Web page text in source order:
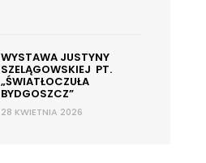
WYSTAWA JUSTYNY
SZELĄGOWSKIEJ PT.
„ŚWIATŁOCZUŁA
BYDGOSZCZ”
28 KWIETNIA 2026